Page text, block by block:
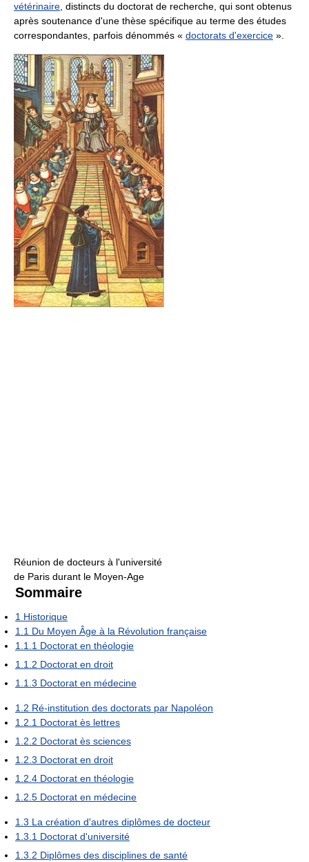
vétérinaire, distincts du doctorat de recherche, qui sont obtenus
après soutenance d'une thèse spécifique au terme des études
correspondantes, parfois dénommés « doctorats d'exercice ».
Réunion de docteurs à l'université
de Paris durant le Moyen-Age
Sommaire
1 Historique
1.1 Du Moyen Âge à la Révolution française
1.1.1 Doctorat en théologie
1.1.2 Doctorat en droit
1.1.3 Doctorat en médecine
1.2 Ré-institution des doctorats par Napoléon
1.2.1 Doctorat ès lettres
1.2.2 Doctorat ès sciences
1.2.3 Doctorat en droit
1.2.4 Doctorat en théologie
1.2.5 Doctorat en médecine
1.3 La création d'autres diplômes de docteur
1.3.1 Doctorat d'université
1.3.2 Diplômes des disciplines de santé